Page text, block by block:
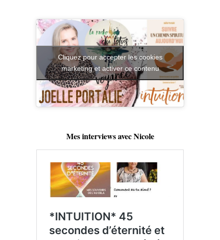
Cliquez pour accepter les cookies
marketing et activer ce contenu
Mes interviews avec Nicole